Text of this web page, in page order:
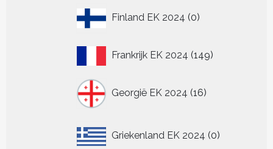
Finland EK 2024 0
producten
Frankrijk EK 2024 149149
Georgië EK 2024 16
producten
Griekenland EK 2024 0
producten